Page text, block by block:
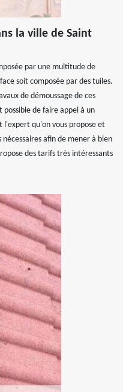
la ville de Saint
par une multitude de
soit composée par des tuiles.
de démoussage de ces
de faire appel à un
l'expert qu'on vous propose et
afin de mener à bien
des tarifs très intéressants